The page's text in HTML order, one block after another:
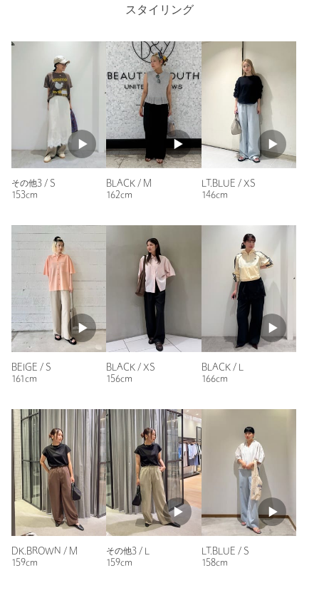
| イージーパンツ
表生地；ポリエステル98％ ポリウレタン2％ 裏生
地；ポリエステル62％ 複合繊維(ポリエステ
ル)38％
洗濯機洗い可 洗濯表示について
中国製
商品番号 1614-1-000049
綺麗めな素材で、軽くて涼しげなので、トップスはティシャツ
性別：
50代前半
163cm
普段の着用サイズ：L
32人が参考になったと回答
参考になった
ニックネーム： ゆ
投稿日： 2026年3月24日
購入サイズ：S
購入カラー：LT.GRAY
購入商品のサイズ感：
ちょうどよい
スタッフさんにアドバイスもらいながら購入しました。
ブルーっぽいグレーです。
うのでSにしました。
年代：
50代後半
身長：
161cm
普段の着用サイズ： S
31人が参考になったと回答
参考になった
スタイリング
その他3 / S
153cm
BLACK / M
162cm
LT.BLUE / XS
146cm
BEIGE / S
161cm
BLACK / XS
156cm
BLACK / L
166cm
DK.BROWN / M
159cm
その他3 / L
159cm
LT.BLUE / S
158cm